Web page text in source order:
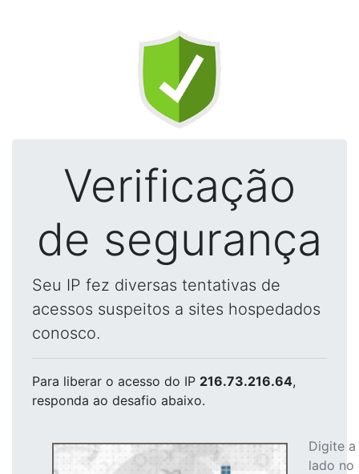
Verificação
de segurança
Seu IP fez diversas tentativas de
acessos suspeitos a sites hospedados
conosco.
Para liberar o acesso do IP 216.73.216.64,
responda ao desafio abaixo.
Digite
lado no